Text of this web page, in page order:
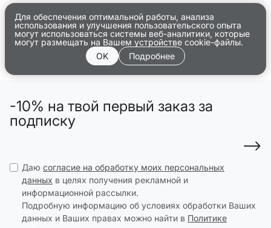
Для обеспечения оптимальной работы, анализа
использования и улучшения пользовательского опыта
могут использоваться системы веб-аналитики, которые
могут размещать на Вашем устройстве cookie-файлы.
OK
Подробнее
-10% на твой первый заказ за
подписку
Даю согласие на обработку моих персональных
данных в целях получения рекламной и
информационной рассылки.
Подробную информацию об условиях обработки Ваших
данных и Ваших правах можно найти в Политике